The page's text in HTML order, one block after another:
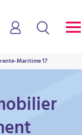
Maritime 17